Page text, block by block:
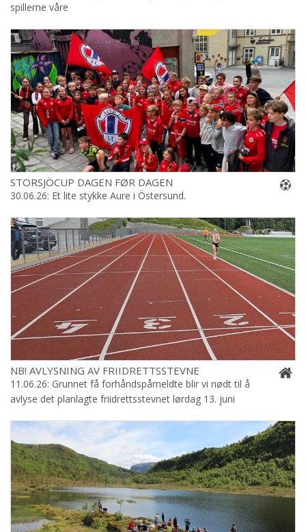
spillerne våre
STORSJÖCUP DAGEN FØR DAGEN
30.06.26: Et lite stykke Aure i Östersund.
NB! AVLYSNING AV FRIIDRETTSSTEVNE
11.06.26: Grunnet få forhåndspåmeldte blir vi nødt til å
avlyse det planlagte friidrettsstevnet lørdag 13. juni